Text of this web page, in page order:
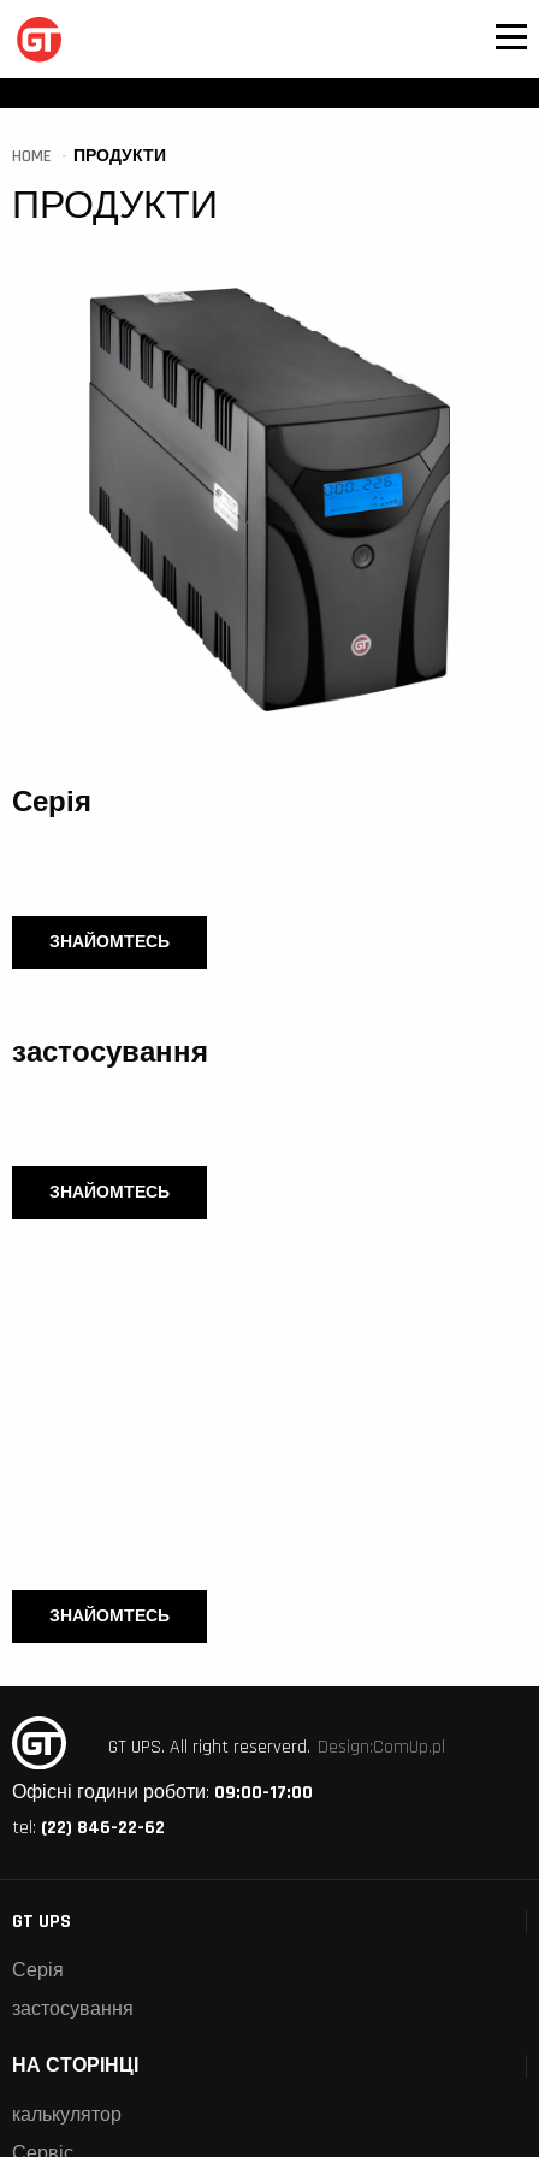
HOME ПРОДУКТИ
ПРОДУКТИ
Серія
ЗНАЙОМТЕСЬ
застосування
ЗНАЙОМТЕСЬ
ЗНАЙОМТЕСЬ
GT UPS. All right reserverd. Design:ComUp.pl
Офісні години роботи: 09:00-17:00
tel: (22) 846-22-62
GT UPS
Серія
застосування
НА СТОРІНЦІ
калькулятор